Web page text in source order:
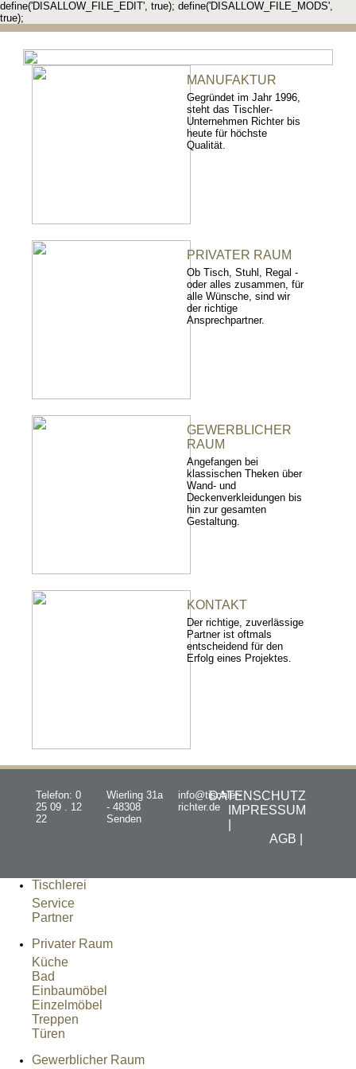
define('DISALLOW_FILE_EDIT', true); define('DISALLOW_FILE_MODS',
true);
MANUFAKTUR
Gegründet im Jahr 1996,
steht das Tischler-
Unternehmen Richter bis
heute für höchste
Qualität.
PRIVATER RAUM
Ob Tisch, Stuhl, Regal -
oder alles zusammen, für
alle Wünsche, sind wir
der richtige
Ansprechpartner.
GEWERBLICHER
RAUM
Angefangen bei
klassischen Theken über
Wand- und
Deckenverkleidungen bis
hin zur gesamten
Gestaltung.
KONTAKT
Der richtige, zuverlässige
Partner ist oftmals
entscheidend für den
Erfolg eines Projektes.
Telefon: 0
25 09 . 12
22
Wierling 31a
- 48308
Senden
info@tischler-
richter.de
DATENSCHUTZ
IMPRESSUM
AGB |
Tischlerei
Service
Partner
Privater Raum
Küche
Bad
Einbaumöbel
Einzelmöbel
Treppen
Türen
Gewerblicher Raum